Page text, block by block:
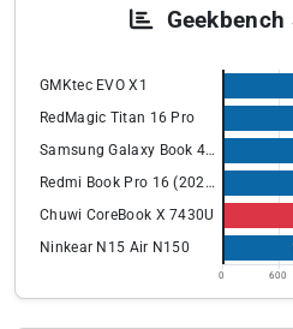
GMKtec EVO X1
RedMagic Titan 16 Pro
Samsung Galaxy Book 4 Edge 14”
Redmi Book Pro 16 (2024) mit Intel Ultra
Chuwi CoreBook X 7430U
Ninkear N15 Air N150
0 600